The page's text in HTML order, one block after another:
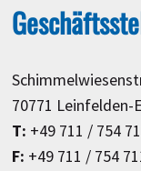
70771 Leinfelden-
T: +49 711 / 754
F: +49 711 / 754